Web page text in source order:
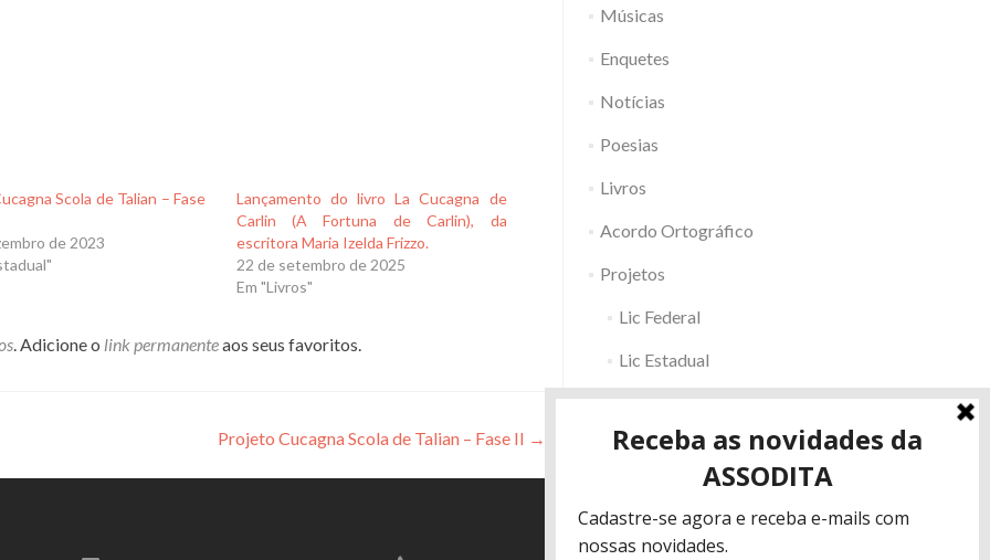
Scola de Talian – Fase
de 2023
Lançamento do livro La Cucagna de
Carlin (A Fortuna de Carlin), da
escritora Maria Izelda Frizzo.
22 de setembro de 2025
Em "Livros"
. Adicione o link permanenteaos seus favoritos.
Projeto Cucagna Scola de Talian – Fase II →
Músicas
Enquetes
Notícias
Poesias
Livros
Acordo Ortográfico
Projetos
Lic Federal
Lic Estadual
Fac RS
Outros